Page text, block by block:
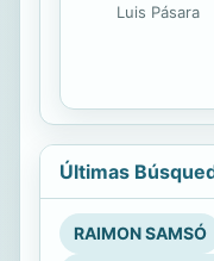
Luis Pásara
Últimas
RAIMON SAMSÓ